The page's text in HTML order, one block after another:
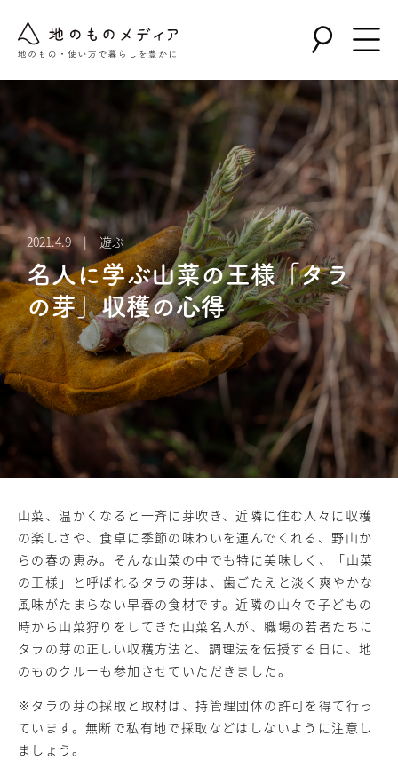
2021.4.9 | 遊ぶ
名人に学ぶ山菜の王様「タラ
の芽」収穫の心得
山菜、温かくなると一斉に芽吹き、近隣に住む人々に収穫
の楽しさや、食卓に季節の味わいを運んでくれる、野山か
らの春の恵み。そんな山菜の中でも特に美味しく、「山菜
の王様」と呼ばれるタラの芽は、歯ごたえと淡く爽やかな
風味がたまらない早春の食材です。近隣の山々で子どもの
時から山菜狩りをしてきた山菜名人が、職場の若者たちに
タラの芽の正しい収穫方法と、調理法を伝授する日に、地
のものクルーも参加させていただきました。
※タラの芽の採取と取材は、持管理団体の許可を得て行っ
ています。無断で私有地で採取などはしないように注意し
ましょう。